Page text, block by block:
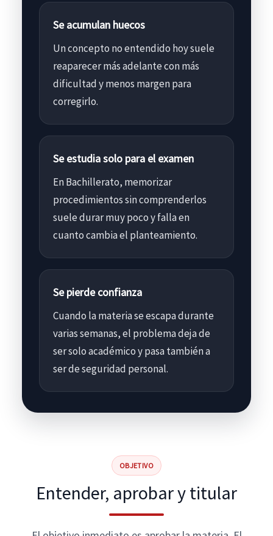
Se acumulan huecos
Un concepto no entendido hoy suele
reaparecer más adelante con más
dificultad y menos margen para
corregirlo.
Se estudia solo para el examen
En Bachillerato, memorizar
procedimientos sin comprenderlos
suele durar muy poco y falla en
cuanto cambia el planteamiento.
Se pierde confianza
Cuando la materia se escapa durante
varias semanas, el problema deja de
ser solo académico y pasa también a
ser de seguridad personal.
OBJETIVO
Entender, aprobar y titular